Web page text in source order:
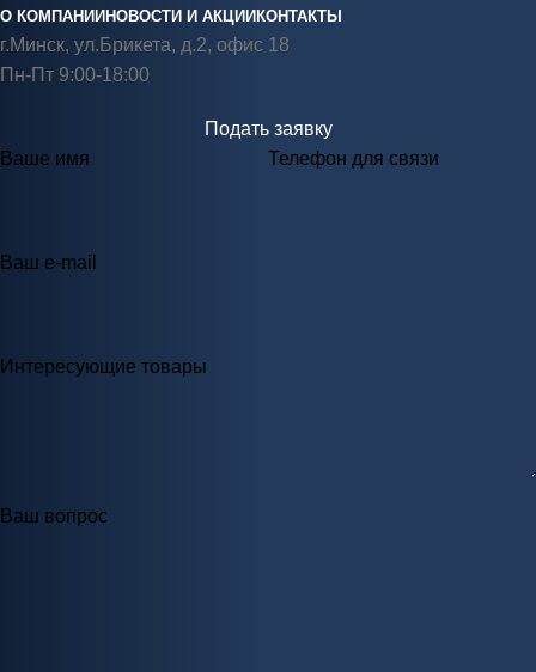
О КОМПАНИИ НОВОСТИ И АКЦИИ КОНТАКТЫ
г.Минск, ул.Брикета, д.2, офис 18
Пн-Пт 9:00-18:00
Подать заявку
Ваше имя
Телефон для связи
Ваш e-mail
Интересующие товары
Ваш вопрос